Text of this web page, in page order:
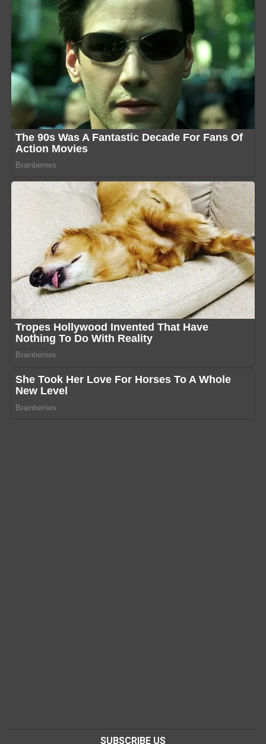
SUBSCRIBE US